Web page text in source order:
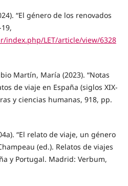
“El género de los renovados
index.php/LET/article/view/6328
Martín, María (2023). “Notas
de viaje en España (siglos XIX-
y ciencias humanas, 918, pp.
“El relato de viaje, un género
(ed.). Relatos de viajes
y Portugal. Madrid: Verbum,